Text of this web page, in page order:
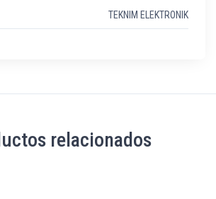
TEKNIM ELEKTRONIK
relacionados